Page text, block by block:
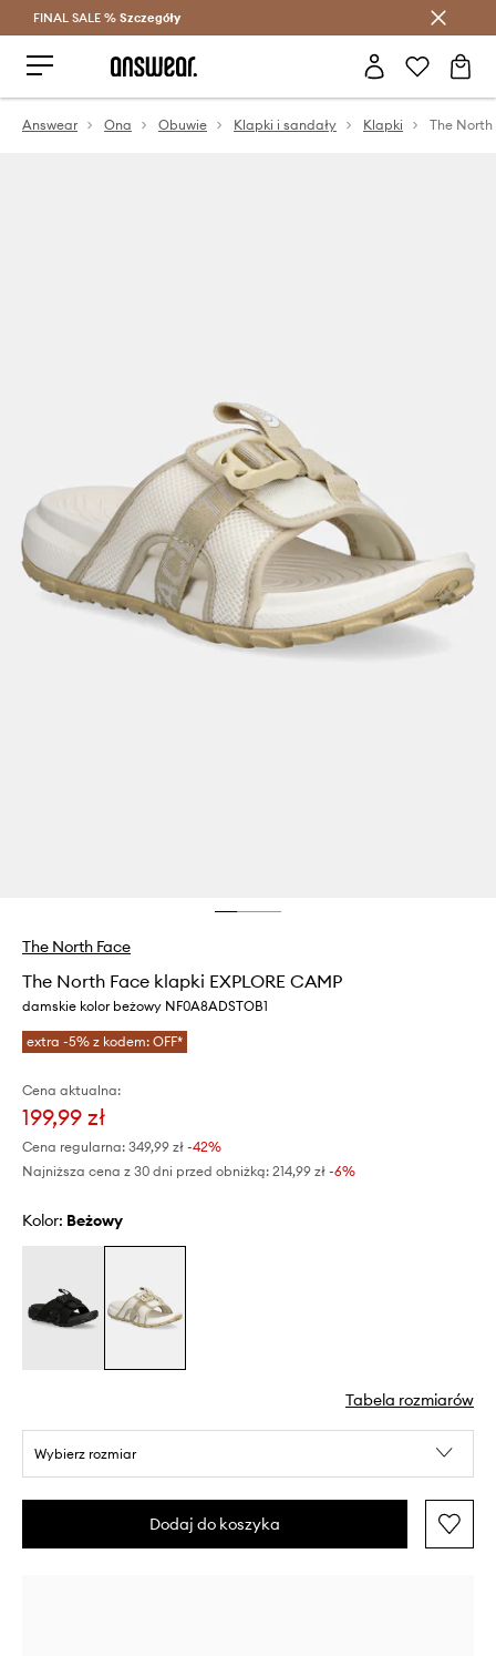
Oszczędzaj z Answear Club >
FINAL SALE % Szczegóły
Answear Ona Obuwie Klapki i sandały Klapki
The North Face
The North Face klapki EXPLORE CAMP
damskie kolor beżowy NF0A8ADSTOB1
extra -5% z kodem: OFF*
Cena aktualna:
199,99 zł
Cena regularna: 349,99 zł -42%
Najniższa cena z 30 dni przed obniżką: 214,99 zł -6%
Kolor: beżowy
Tabela rozmiarów
Wybierz rozmiar
Dodaj do koszyka